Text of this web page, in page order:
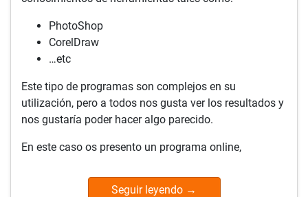
PhotoShop
CorelDraw
…etc
Este tipo de programas son complejos en su
utilización, pero a todos nos gusta ver los resultados y
nos gustaría poder hacer algo parecido.
En este caso os presento un programa online,
Seguir leyendo →